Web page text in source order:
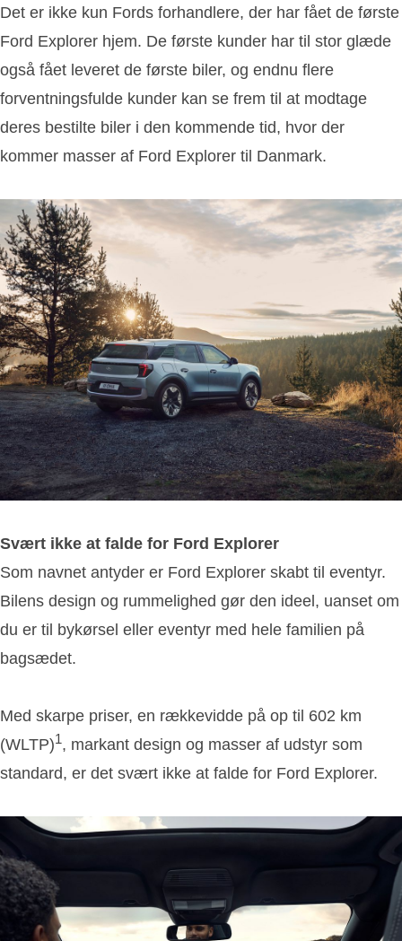
Det er ikke kun Fords forhandlere, der har fået de første
Ford Explorer hjem. De første kunder har til stor glæde
også fået leveret de første biler, og endnu flere
forventningsfulde kunder kan se frem til at modtage
deres bestilte biler i den kommende tid, hvor der
kommer masser af Ford Explorer til Danmark.
Svært ikke at falde for Ford Explorer
Som navnet antyder er Ford Explorer skabt til eventyr.
Bilens design og rummelighed gør den ideel, uanset om
du er til bykørsel eller eventyr med hele familien på
bagsædet.
Med skarpe priser, en rækkevidde på op til 602 km
(WLTP)1, markant design og masser af udstyr som
standard, er det svært ikke at falde for Ford Explorer.